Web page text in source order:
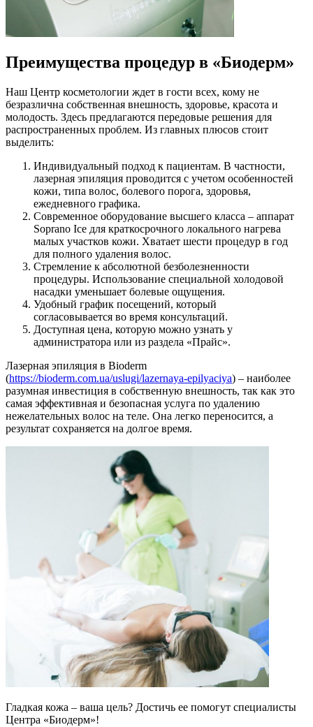
Преимущества процедур в «Биодерм»
Наш Центр косметологии ждет в гости всех, кому не
безразлична собственная внешность, здоровье, красота и
молодость. Здесь предлагаются передовые решения для
распространенных проблем. Из главных плюсов стоит
выделить:
Индивидуальный подход к пациентам. В частности,
лазерная эпиляция проводится с учетом особенностей
кожи, типа волос, болевого порога, здоровья,
ежедневного графика.
Современное оборудование высшего класса – аппарат
Soprano Ice для краткосрочного локального нагрева
малых участков кожи. Хватает шести процедур в год
для полного удаления волос.
Стремление к абсолютной безболезненности
процедуры. Использование специальной холодовой
насадки уменьшает болевые ощущения.
Удобный график посещений, который
согласовывается во время консультаций.
Доступная цена, которую можно узнать у
администратора или из раздела «Прайс».
Лазерная эпиляция в Bioderm
(https://bioderm.com.ua/uslugi/lazernaya-epilyaciya) – наиболее
разумная инвестиция в собственную внешность, так как это
самая эффективная и безопасная услуга по удалению
нежелательных волос на теле. Она легко переносится, а
результат сохраняется на долгое время.
Гладкая кожа – ваша цель? Достичь ее помогут специалисты
Центра «Биодерм»!